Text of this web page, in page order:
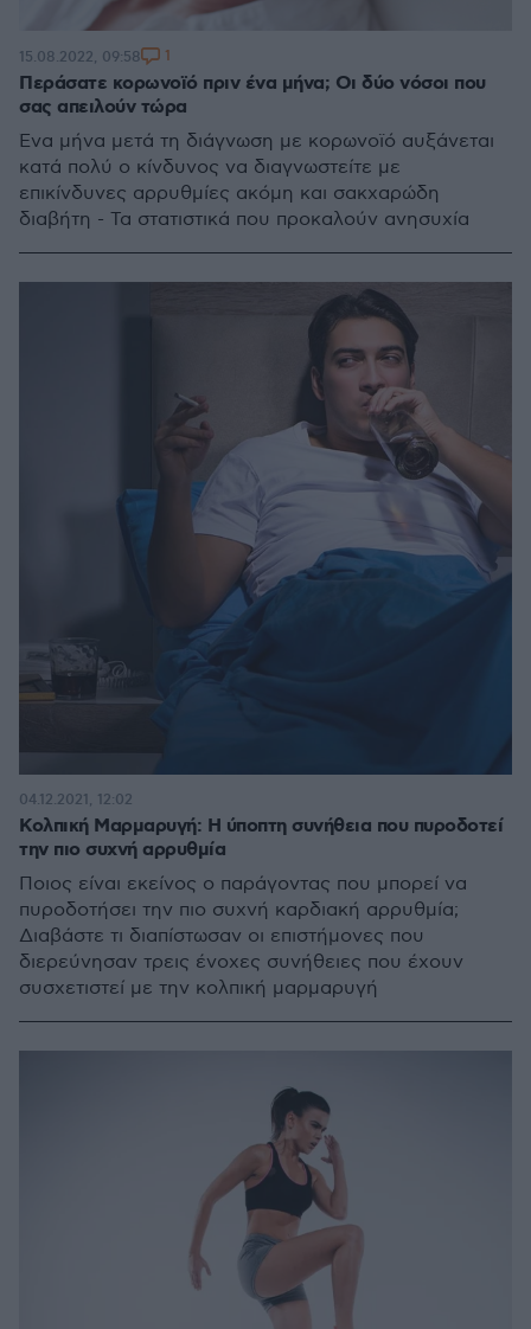
Περάσατε κορωνοϊό πριν ένα μήνα; Οι δύο νόσοι που
σας απειλούν τώρα
Ένα μήνα μετά τη διάγνωση με κορωνοϊό αυξάνεται
κατά πολύ ο κίνδυνος να διαγνωστείτε με
επικίνδυνες αρρυθμίες ακόμη και σακχαρώδη
διαβήτη - Τα στατιστικά που προκαλούν ανησυχία
15.08.2022, 09:58 1
Κολπική Mαρμαρυγή: Η ύποπτη συνήθεια που πυροδοτεί
την πιο συχνή αρρυθμία
Ποιος είναι εκείνος ο παράγοντας που μπορεί να
πυροδοτήσει την πιο συχνή καρδιακή αρρυθμία;
Διαβάστε τι διαπίστωσαν οι επιστήμονες που
διερεύνησαν τρεις ένοχες συνήθειες που έχουν
συσχετιστεί με την κολπική μαρμαρυγή
04.12.2021, 12:02